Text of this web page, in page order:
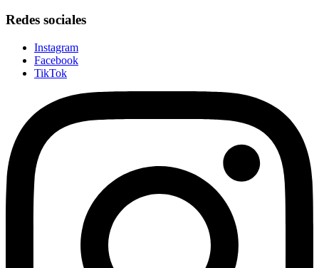
Redes sociales
Instagram
Facebook
TikTok